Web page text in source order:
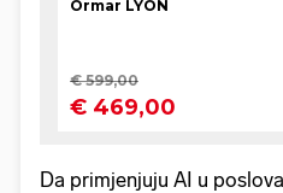
Da primjenjuju AI u